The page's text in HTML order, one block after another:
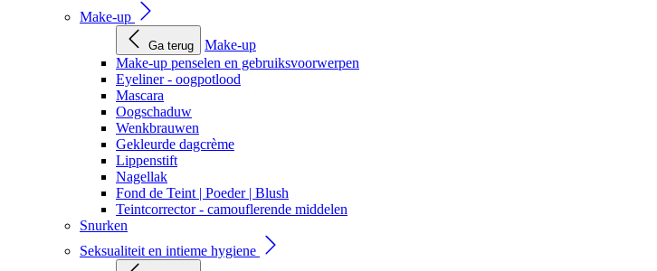
Make-up
Ga terug
Make-up
Make-up penselen en gebruiksvoorwerpen
Eyeliner - oogpotlood
Mascara
Oogschaduw
Wenkbrauwen
Gekleurde dagcrème
Lippenstift
Nagellak
Fond de Teint | Poeder | Blush
Teintcorrector - camouflerende middelen
Snurken
Seksualiteit en intieme hygiene